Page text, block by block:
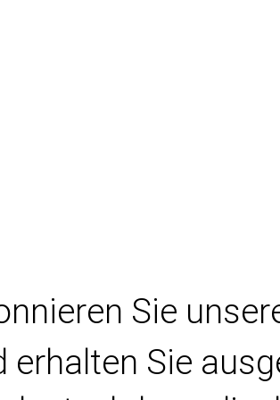
Sie
erhalten Sie